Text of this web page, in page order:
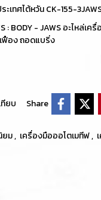
เทศไต้หวัน CK-155-
: BODY - JAWS อะไห
ฟือง ถอดแบริ่ง
ยบ Share
ยม, เครื่องมือออโตเมทีฟ,